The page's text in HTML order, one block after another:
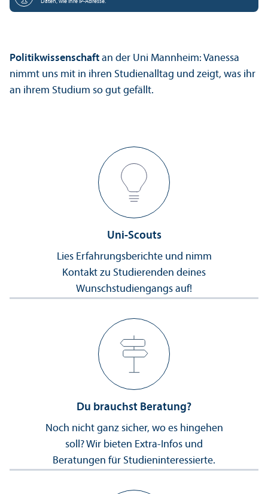
Daten, wie Ihre IP-Adresse.
Politik­wissenschaft an der Uni Mannheim: Vanessa
nimmt uns mit in ihren Studien­alltag und zeigt, was ihr
an ihrem Studium so gut gefällt.
Uni-Scouts
Lies Erfahrungs­berichte und nimm
Kontakt zu Studierenden deines
Wunsch­studien­gangs auf!
Du brauchst Beratung?
Noch nicht ganz sicher, wo es hingehen
soll? Wir bieten Extra-Infos und
Beratungen für Studien­interessierte.